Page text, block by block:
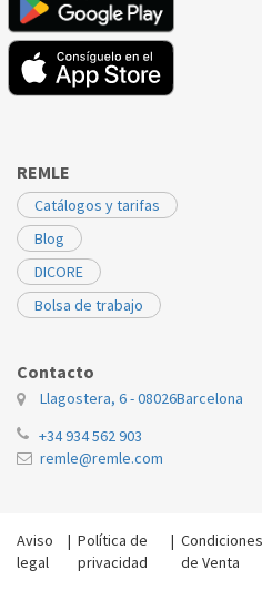
REMLE
Catálogos y tarifas
Blog
DICORE
Bolsa de trabajo
Contacto
Llagostera, 6 - 08026Barcelona
+34 934 562 903
remle@remle.com
Aviso
legal
| Política de
privacidad
|Condiciones
de Venta